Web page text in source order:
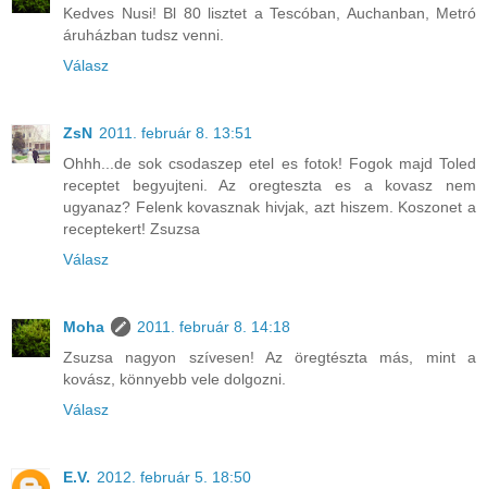
Kedves Nusi! Bl 80 lisztet a Tescóban, Auchanban, Metró
áruházban tudsz venni.
Válasz
ZsN 2011. február 8. 13:51
Ohhh...de sok csodaszep etel es fotok! Fogok majd Toled
receptet begyujteni. Az oregteszta es a kovasz nem
ugyanaz? Felenk kovasznak hivjak, azt hiszem. Koszonet a
receptekert! Zsuzsa
Válasz
Moha
2011. február 8. 14:18
Zsuzsa nagyon szívesen! Az öregtészta más, mint a
kovász, könnyebb vele dolgozni.
Válasz
E.V. 2012. február 5. 18:50